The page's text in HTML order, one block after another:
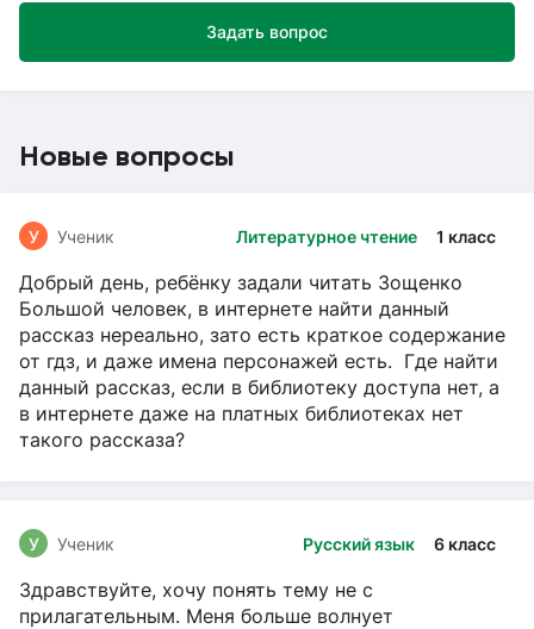
Задать вопрос
Новые вопросы
Литературное чтение 1 класс
У Ученик
Добрый день, ребёнку задали читать Зощенко
Большой человек, в интернете найти данный
рассказ нереально, зато есть краткое содержание
от гдз, и даже имена персонажей есть. Где найти
данный рассказ, если в библиотеку доступа нет, а
в интернете даже на платных библиотеках нет
такого рассказа?
Русский язык 6 класс
У Ученик
Здравствуйте, хочу понять тему не с
прилагательным. Меня больше волнует